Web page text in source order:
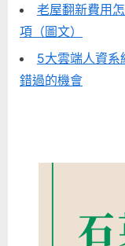
老屋翻新費用
項（圖文）
5大雲端人資系
錯過的機會